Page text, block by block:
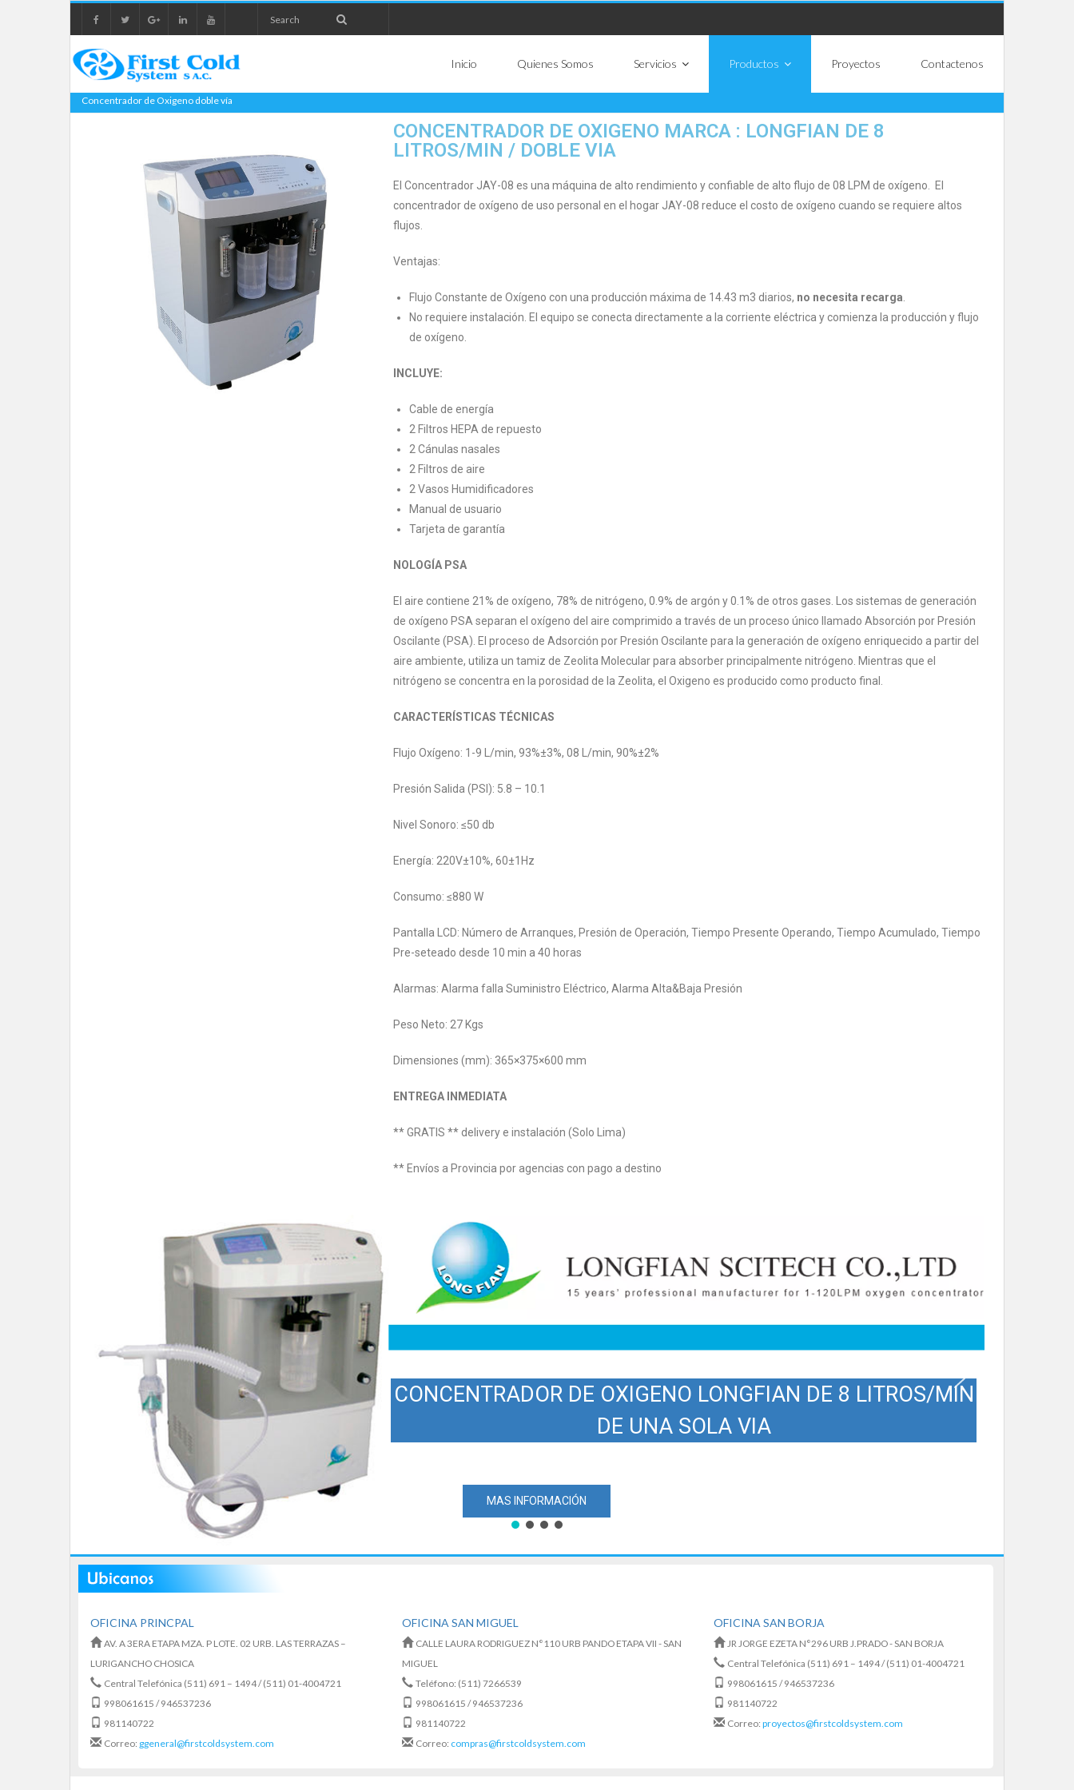
Inicio Quienes Somos Servicios Productos Proyectos Contactenos
Concentrador de Oxigeno doble vía
CONCENTRADOR DE OXIGENO MARCA : LONGFIAN DE 8
LITROS/MIN / DOBLE VIA
El Concentrador JAY-08 es una máquina de alto rendimiento y confiable de alto flujo de 08 LPM de oxígeno. El
concentrador de oxígeno de uso personal en el hogar JAY-08 reduce el costo de oxígeno cuando se requiere altos
flujos.
Ventajas:
Flujo Constante de Oxígeno con una producción máxima de 14.43 m3 diarios, no necesita recarga
No requiere instalación. El equipo se conecta directamente a la corriente eléctrica y comienza la producción y flujo
de oxígeno.
INCLUYE:
Cable de energía
2 Filtros HEPA de repuesto
2 Cánulas nasales
2 Filtros de aire
2 Vasos Humidificadores
Manual de usuario
Tarjeta de garantía
NOLOGÍA PSA
El aire contiene 21% de oxígeno, 78% de nitrógeno, 0.9% de argón y 0.1% de otros gases. Los sistemas de generación
de oxígeno PSA separan el oxígeno del aire comprimido a través de un proceso único llamado Absorción por Presión
Oscilante (PSA). El proceso de Adsorción por Presión Oscilante para la generación de oxígeno enriquecido a partir del
aire ambiente, utiliza un tamiz de Zeolita Molecular para absorber principalmente nitrógeno. Mientras que el
nitrógeno se concentra en la porosidad de la Zeolita, el Oxigeno es producido como producto final.
CARACTERÍSTICAS TÉCNICAS
Flujo Oxígeno: 1-9 L/min, 93%±3%, 08 L/min, 90%±2%
Presión Salida (PSI): 5.8 – 10.1
Nivel Sonoro: ≤50 db
Energía: 220V±10%, 60±1Hz
Consumo: ≤880 W
Pantalla LCD: Número de Arranques, Presión de Operación, Tiempo Presente Operando, Tiempo Acumulado, Tiempo
Pre-seteado desde 10 min a 40 horas
Alarmas: Alarma falla Suministro Eléctrico, Alarma Alta&Baja Presión
Peso Neto: 27 Kgs
Dimensiones (mm): 365×375×600 mm
ENTREGA INMEDIATA
** GRATIS ** delivery e instalación (Solo Lima)
** Envíos a Provincia por agencias con pago a destino
MAS INFORMACIÓN
CONCENTRADOR DE OXIGENO LONGFIAN DE 8 LITROS/MIN
DE UNA SOLA VIA
OFICINA PRINCPAL
AV. A 3ERA ETAPA MZA. P LOTE. 02 URB. LAS TERRAZAS –
LURIGANCHO CHOSICA
Central Telefónica (511) 691 – 1494 / (511) 01-4004721
998061615 / 946537236
981140722
Correo: ggeneral@firstcoldsystem.com
OFICINA SAN MIGUEL
CALLE LAURA RODRIGUEZ N°110 URB PANDO ETAPA VII - SAN
MIGUEL
Teléfono: (511) 7266539
998061615 / 946537236
981140722
Correo: compras@firstcoldsystem.com
OFICINA SAN BORJA
JR JORGE EZETA N°296 URB J.PRADO - SAN BORJA
Central Telefónica (511) 691 – 1494 / (511) 01-4004721
998061615 / 946537236
981140722
Correo: proyectos@firstcoldsystem.com